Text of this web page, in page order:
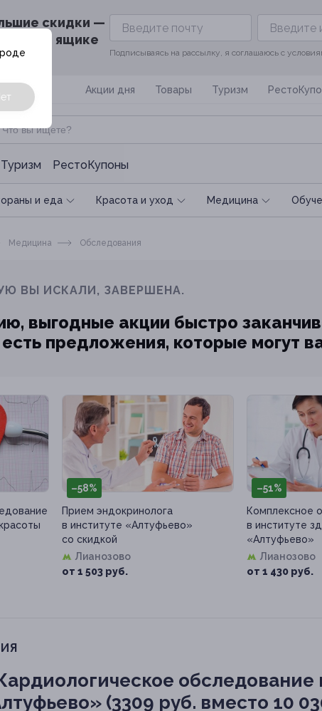
скидки —
ящике
Подписываясь на рассылку, я соглашаюсь с
Акции дня Товары Туризм
Туризм РестоКупоны
и еда Красота и уход Медицина
Медицина Обследования
ВЫ ИСКАЛИ, ЗАВЕРШЕНА.
выгодные акции быстро
предложения, которые могут
–58%
Прием эндокринолога
в институте «Алтуфьево»
со скидкой
Лианозово
от 1 503 руб.
–51%
Комплексное
в институте
«Алтуфьево»
Лианозово
от 1 430 руб.
обследование
(3309 руб. вместо 10